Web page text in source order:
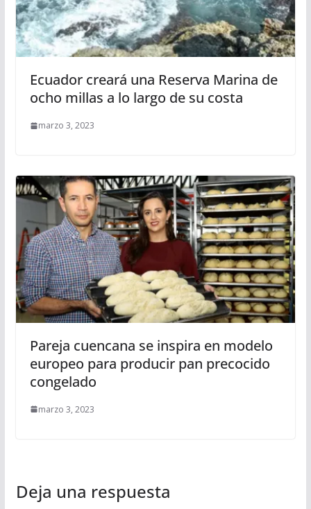
Ecuador creará una Reserva Marina de
ocho millas a lo largo de su costa
marzo 3, 2023
Pareja cuencana se inspira en modelo
europeo para producir pan precocido
congelado
marzo 3, 2023
Deja una respuesta